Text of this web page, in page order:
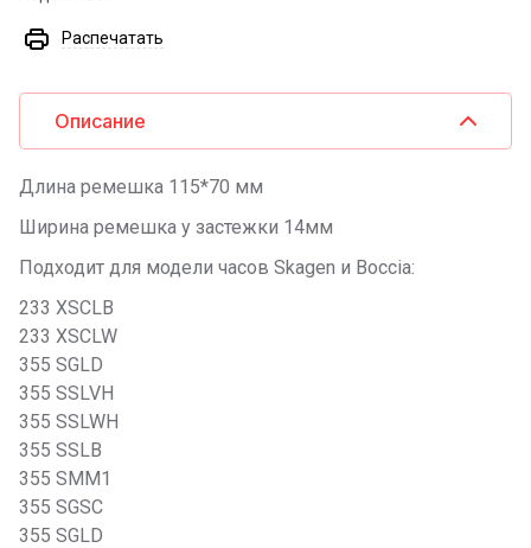
Распечатать
Описание
Длина ремешка 115*70 мм
Ширина ремешка у застежки 14мм
Подходит для модели часов Skagen и Boccia:
233 XSCLB
233 XSCLW
355 SGLD
355 SSLVH
355 SSLWH
355 SSLB
355 SMM1
355 SGSC
355 SGLD